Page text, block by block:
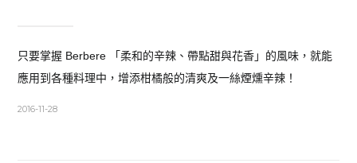
只要掌握 Berbere 「柔和的辛辣、帶點甜與花香」的風味，就能
應用到各種料理中，增添柑橘般的清爽及一絲煙燻辛辣！
2016-11-28